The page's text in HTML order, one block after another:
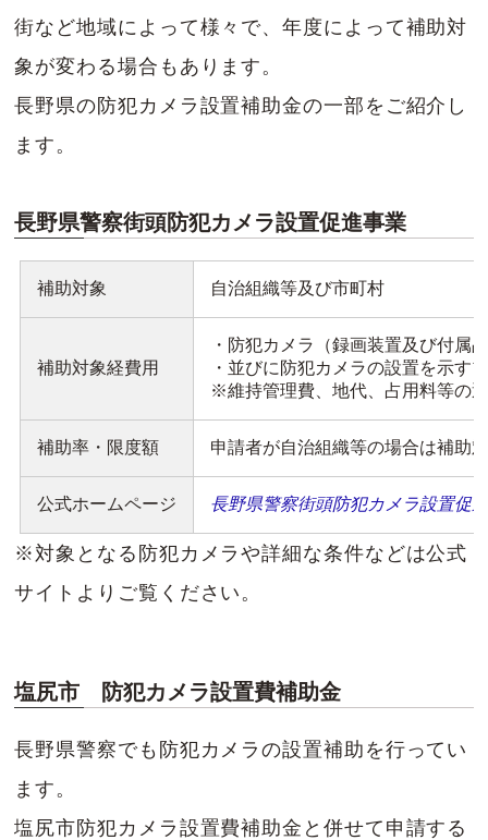
街など地域によって様々で、年度によって補助対
象が変わる場合もあります。
長野県の防犯カメラ設置補助金の一部をご紹介し
ます。
長野県警察街頭防犯カメラ設置促進事業
補助対象 自治組織等及び市町村
補助対象経費用
・防犯カメラ（録画装置及び付属
・並びに防犯カメラの設置を示す
※維持管理費、地代、占用料等の
補助率・限度額 申請者が自治組織等の場合は補助
公式ホームページ 長野県警察街頭防犯カメラ設置促
※対象となる防犯カメラや詳細な条件などは公式
サイトよりご覧ください。
塩尻市 防犯カメラ設置費補助金
長野県警察でも防犯カメラの設置補助を行ってい
ます。
塩尻市防犯カメラ設置費補助金と併せて申請する